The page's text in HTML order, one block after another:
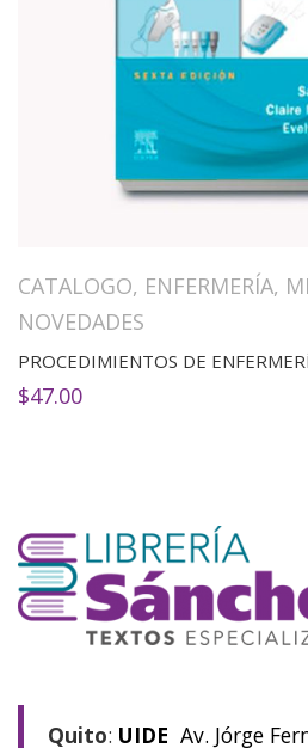
CATALOGO, ENFERMERÍA,
NOVEDADES
PROCEDIMIENTOS DE
$47.00
Quito: UIDE Av. Jórge